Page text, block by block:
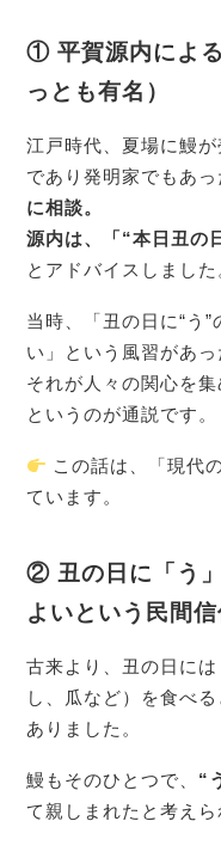
① 平賀源内によ
っとも有名）
江戸時代、夏場に鰻
であり発明家でもあ
に相談。
源内は、「“本日丑の
とアドバイスしました
当時、「丑の日に“う
い」という風習があっ
それが人々の関心を
というのが通説です。
この話は、「現代
ています。
② 丑の日に「う
よいという民間
古来より、丑の日には
し、瓜など）を食べ
ありました。
鰻もそのひとつで、 “
て親しまれたと考えら